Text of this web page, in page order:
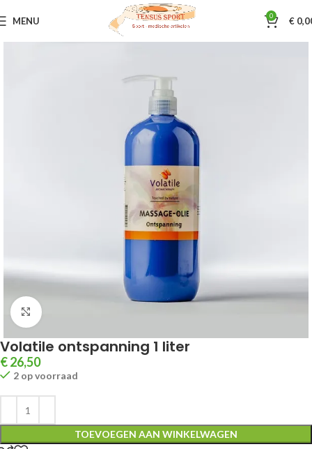
MENU 0 €
Home Sportmassage Volatile
Klik om te vergroten
Volatile ontspanning 1 liter
€26,50
2 op voorraad
TOEVOEGEN AAN WINKELWAGEN